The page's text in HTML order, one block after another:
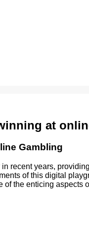
at
Gambling
recent years,
of this digital
of the enticing aspects